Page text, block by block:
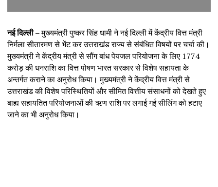
नई दिल्ली –मुख्यमंत्री पुष्कर सिंह धामी ने नई दिल्ली में केंद्रीय वित्त मंत्री
निर्मला सीतारमण से भेंट कर उत्तराखंड राज्य से संबंधित विषयों पर चर्चा की।
मुख्यमंत्री ने केंद्रीय मंत्री से सौंग बांध पेयजल परियोजना के लिए 1774
करोड़ की धनराशि का वित्त पोषण भारत सरकार से विशेष सहायता के
अन्तर्गत कराने का अनुरोध किया। मुख्यमंत्री ने केंद्रीय वित्त मंत्री से
उत्तराखंड की विशेष परिस्थितियों और सीमित वित्तीय संसाधनों को देखते हुए
बाह्य सहायतित परियोजनाओं की ऋण राशि पर लगाई गई सीलिंग को हटाए
जाने का भी अनुरोध किया।